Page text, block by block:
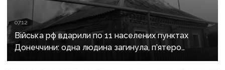
07:12
Війська рф вдарили по 11 населених пунктах
Донеччини: одна людина загинула, п’ятеро
поранені